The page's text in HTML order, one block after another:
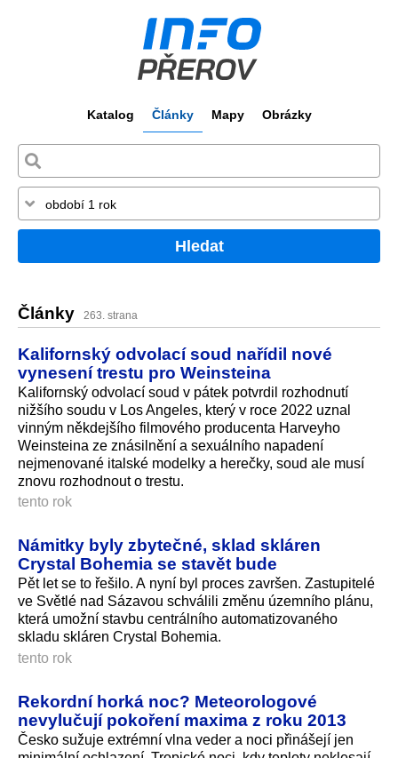
Katalog Články Mapy Obrázky
Hledat
Články 263. strana
Kalifornský odvolací soud nařídil nové
vynesení trestu pro Weinsteina
Kalifornský odvolací soud v pátek potvrdil rozhodnutí
nižšího soudu v Los Angeles, který v roce 2022 uznal
vinným někdejšího filmového producenta Harveyho
Weinsteina ze znásilnění a sexuálního napadení
nejmenované italské modelky a herečky, soud ale musí
znovu rozhodnout o trestu.
tento rok
Námitky byly zbytečné, sklad skláren
Crystal Bohemia se stavět bude
Pět let se to řešilo. A nyní byl proces završen. Zastupitelé
ve Světlé nad Sázavou schválili změnu územního plánu,
která umožní stavbu centrálního automatizovaného
skladu skláren Crystal Bohemia.
tento rok
Rekordní horká noc? Meteorologové
nevylučují pokoření maxima z roku 2013
Česko sužuje extrémní vlna veder a noci přinášejí jen